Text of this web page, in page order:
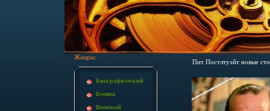
Жанры:
Биографический
Боевик
Военный
Пит Постлтуэйт новые